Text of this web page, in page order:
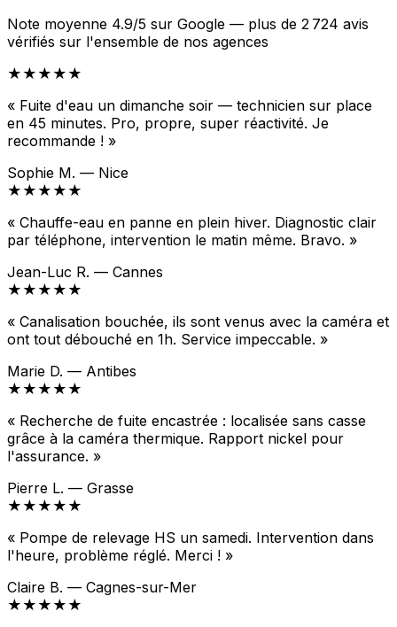
Note moyenne 4.9/5 sur Google — plus de 2 724 avis
vérifiés sur l'ensemble de nos agences
★★★★★
« Fuite d'eau un dimanche soir — technicien sur place
en 45 minutes. Pro, propre, super réactivité. Je
recommande ! »
Sophie M. — Nice
★★★★★
« Chauffe-eau en panne en plein hiver. Diagnostic clair
par téléphone, intervention le matin même. Bravo. »
Jean-Luc R. — Cannes
★★★★★
« Canalisation bouchée, ils sont venus avec la caméra et
ont tout débouché en 1h. Service impeccable. »
Marie D. — Antibes
★★★★★
« Recherche de fuite encastrée : localisée sans casse
grâce à la caméra thermique. Rapport nickel pour
l'assurance. »
Pierre L. — Grasse
★★★★★
« Pompe de relevage HS un samedi. Intervention dans
l'heure, problème réglé. Merci ! »
Claire B. — Cagnes-sur-Mer
★★★★★